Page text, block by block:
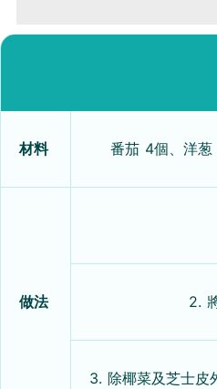
材料 番茄 4個、洋葱
做法 2.
3. 除椰菜及芝士皮